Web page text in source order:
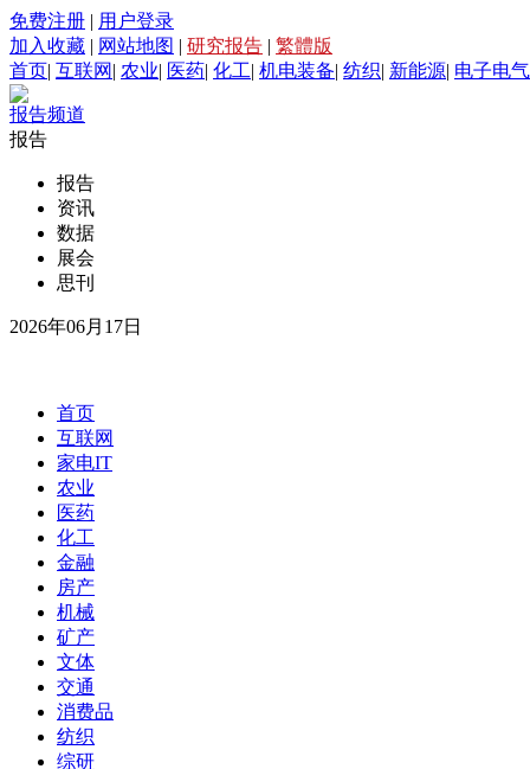
免费注册 | 用户登录
加入收藏 | 网站地图 | 研究报告 | 繁體版
首页| 互联网 | 农业| 医药| 化工| 机电装备| 纺织| 新能源| 电子电气
报告频道
报告
报告
资讯
数据
展会
思刊
2026年06月17日
首页
互联网
家电IT
农业
医药
化工
金融
房产
机械
矿产
文体
交通
消费品
纺织
综研